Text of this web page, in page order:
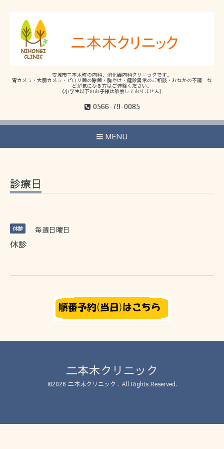
安城市二本木町の内科、消化器内科クリニックです。
胃カメラ・大腸カメラ・ピロリ菌の除菌・胸やけ・健診異常のご相談・おなかの不調 な
どが気になる方はご連絡ください。
（小学生以下のお子様は診察しておりません）
0566-79-0085
MENU
診療日
休診 毎週日曜日
休診
二本木クリニック
©2026 二本木クリニック . All Rights Reserved.